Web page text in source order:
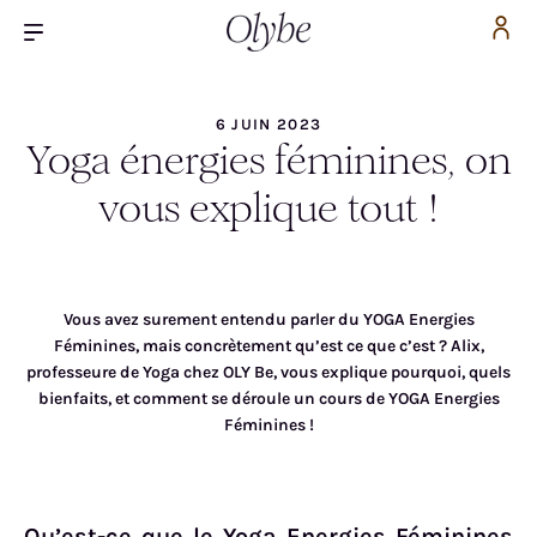
6 JUIN 2023
Yoga énergies féminines, on
vous explique tout !
Vous avez surement entendu parler du YOGA Energies
Féminines, mais concrètement qu’est ce que c’est ? Alix,
professeure de Yoga chez OLY Be, vous explique pourquoi, quels
bienfaits, et comment se déroule un cours de YOGA Energies
Féminines !